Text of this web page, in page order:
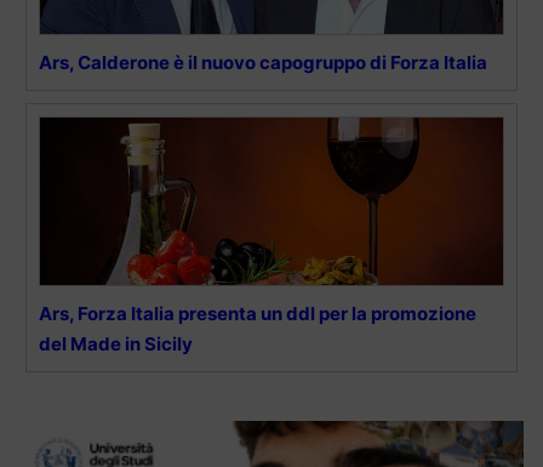
Ars, Calderone è il nuovo capogruppo di Forza Italia
Ars, Forza Italia presenta un ddl per la promozione
del Made in Sicily